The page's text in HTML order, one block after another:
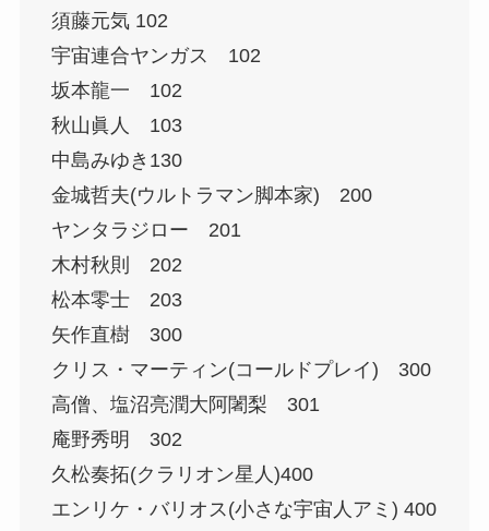
須藤元気 102
宇宙連合ヤンガス 102
坂本龍一 102
秋山眞人 103
中島みゆき130
金城哲夫(ウルトラマン脚本家) 200
ヤンタラジロー 201
木村秋則 202
松本零士 203
矢作直樹 300
クリス・マーティン(コールドプレイ) 300
高僧、塩沼亮潤大阿闍梨 301
庵野秀明 302
久松奏拓(クラリオン星人)400
エンリケ・バリオス(小さな宇宙人アミ) 400